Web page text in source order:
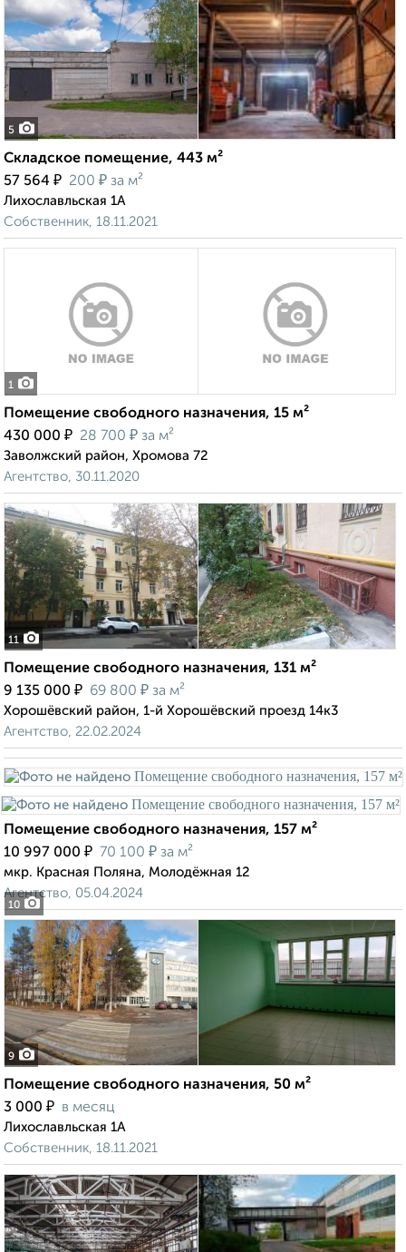
5
Складское помещение, 443 м²
57 564 ₽ 200 ₽ за м²
Лихославльская 1А
Собственник, 18.11.2021
1
Помещение свободного назначения, 15 м²
430 000 ₽ 28 700 ₽ за м²
Заволжский район, Хромова 72
Агентство, 30.11.2020
11
Помещение свободного назначения, 131 м²
9 135 000 ₽ 69 800 ₽ за м²
Хорошёвский район, 1-й Хорошёвский проезд 14к3
Агентство, 22.02.2024
10
Помещение свободного назначения, 157 м²
10 997 000 ₽ 70 100 ₽ за м²
мкр. Красная Поляна, Молодёжная 12
Агентство, 05.04.2024
9
Помещение свободного назначения, 50 м²
3 000 ₽ в месяц
Лихославльская 1А
Собственник, 18.11.2021